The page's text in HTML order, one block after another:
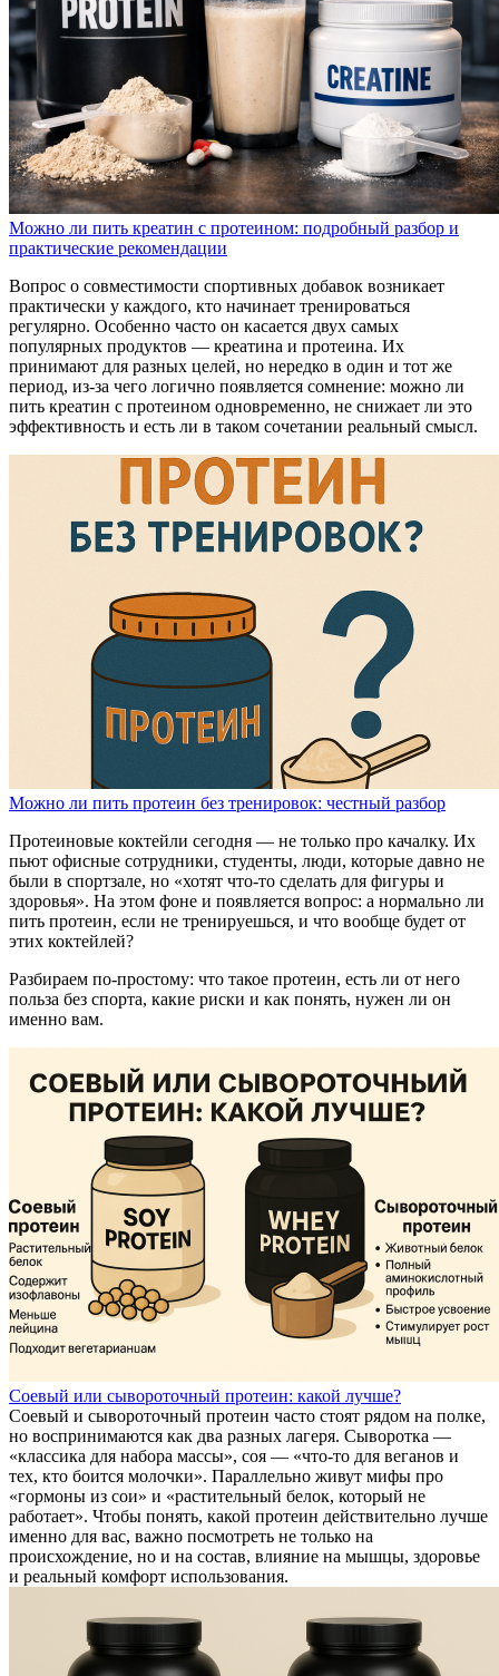
Можно ли пить креатин с протеином: подробный разбор и
практические рекомендации
Вопрос о совместимости спортивных добавок возникает
практически у каждого, кто начинает тренироваться
регулярно. Особенно часто он касается двух самых
популярных продуктов — креатина и протеина. Их
принимают для разных целей, но нередко в один и тот же
период, из-за чего логично появляется сомнение: можно ли
пить креатин с протеином одновременно, не снижает ли это
эффективность и есть ли в таком сочетании реальный смысл.
Можно ли пить протеин без тренировок: честный разбор
Протеиновые коктейли сегодня — не только про качалку. Их
пьют офисные сотрудники, студенты, люди, которые давно не
были в спортзале, но «хотят что-то сделать для фигуры и
здоровья». На этом фоне и появляется вопрос: а нормально ли
пить протеин, если не тренируешься, и что вообще будет от
этих коктейлей?
Разбираем по-простому: что такое протеин, есть ли от него
польза без спорта, какие риски и как понять, нужен ли он
именно вам.
Соевый или сывороточный протеин: какой лучше?
Соевый и сывороточный протеин часто стоят рядом на полке,
но воспринимаются как два разных лагеря. Сыворотка —
«классика для набора массы», соя — «что-то для веганов и
тех, кто боится молочки». Параллельно живут мифы про
«гормоны из сои» и «растительный белок, который не
работает». Чтобы понять, какой протеин действительно лучше
именно для вас, важно посмотреть не только на
происхождение, но и на состав, влияние на мышцы, здоровье
и реальный комфорт использования.